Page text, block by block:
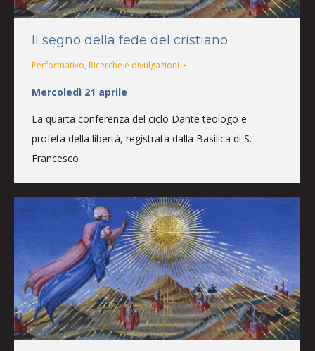
Il segno della fede del cristiano
Performativo, Ricerche e divulgazioni
Mercoledì 21 aprile
La quarta conferenza del ciclo Dante teologo e
profeta della libertà, registrata dalla Basilica di S.
Francesco